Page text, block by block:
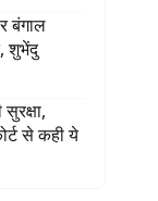
बंगाल
शुभेंदु
से कही ये